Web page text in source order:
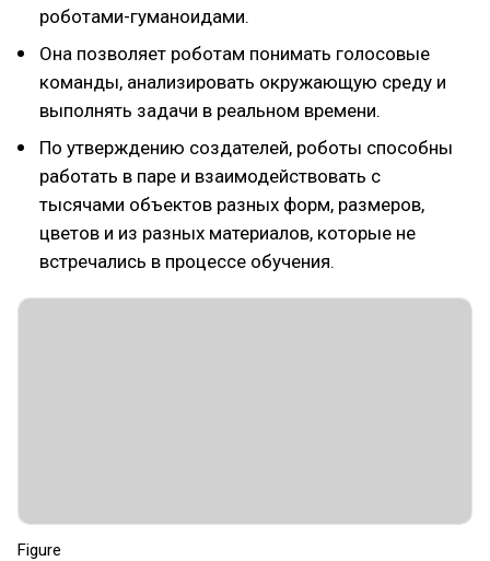
роботами-гуманоидами.
Она позволяет роботам понимать голосовые
команды, анализировать окружающую среду и
выполнять задачи в реальном времени.
По утверждению создателей, роботы способны
работать в паре и взаимодействовать с
тысячами объектов разных форм, размеров,
цветов и из разных материалов, которые не
встречались в процессе обучения.
Figure